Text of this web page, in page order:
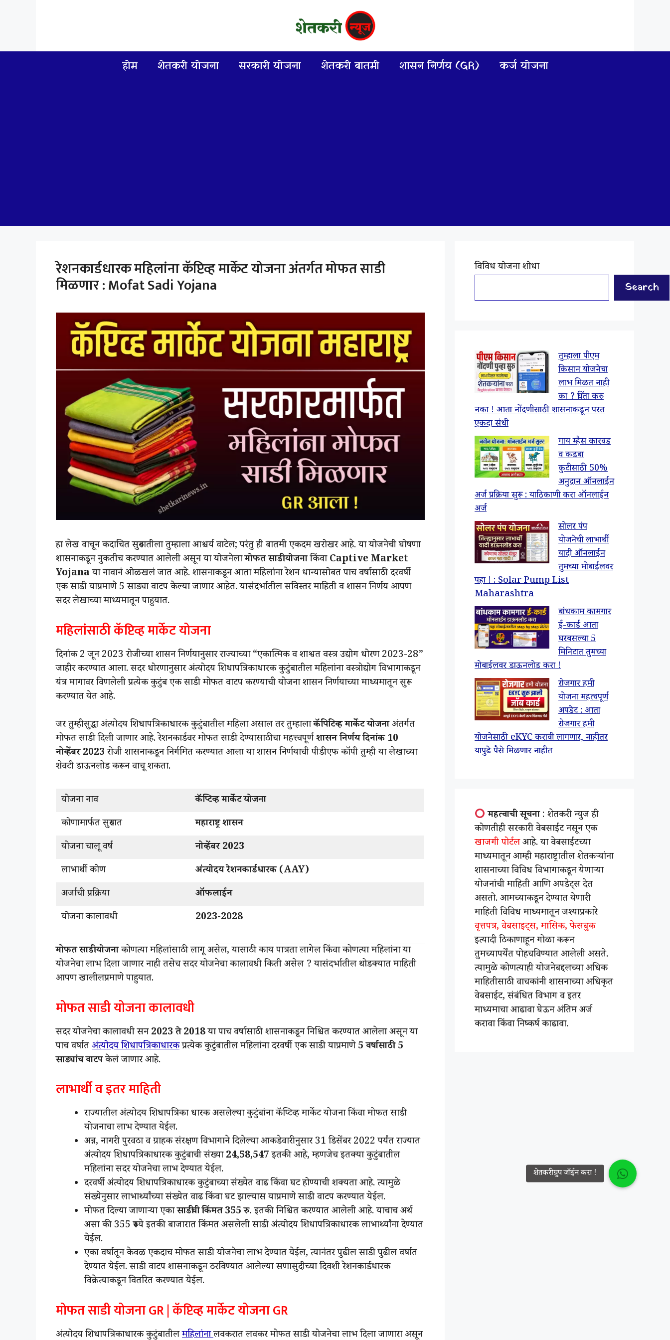
होम शेतकरी योजना सरकारी योजना शेतकरी बातमी शासन निर्णय (GR) कर्ज योजना
रेशनकार्डधारक महिलांना कॅप्टिव्ह मार्केट योजना अंतर्गत मोफत साडी
मिळणार : Mofat Sadi Yojana
हा लेख वाचून कदाचित सुरुवातीला तुम्हाला आश्चर्य वाटेल; परंतु ही बातमी एकदम खरोखर आहे. या योजनेची घोषणा
शासनाकडून नुकतीच करण्यात आलेली असून या योजनेलामोफत साडी योजनाकिंवाCaptive Market
Yojanaया नावानं ओळखलं जात आहे. शासनाकडून आता महिलांना रेशन धान्यासोबत पाच वर्षासाठी दरवर्षी
एक साडी याप्रमाणे 5 साड्या वाटप केल्या जाणार आहेत. यासंदर्भातील सविस्तर माहिती व शासन निर्णय आपण
सदर लेखाच्या माध्यमातून पाहुयात.
महिलांसाठी कॅप्टिव्ह मार्केट योजना
दिनांक 2 जून 2023 रोजीच्या शासन निर्णयानुसार राज्याच्या “एकात्मिक व शाश्वत वस्त्र उद्योग धोरण 2023-28”
जाहीर करण्यात आला. सदर धोरणानुसार अंत्योदय शिधापत्रिकाधारक कुटुंबातील महिलांना वस्त्रोद्योग विभागाकडून
यंत्र मागावर विणलेली प्रत्येक कुटुंब एक साडी मोफत वाटप करण्याची योजना शासन निर्णयाच्या माध्यमातून सुरू
करण्यात येत आहे.
जर तुम्हीसुद्धा अंत्योदय शिधापत्रिकाधारक कुटुंबातील महिला असाल तर तुम्हालाकॅपिटिव्ह मार्केट योजनाअंतर्गत
मोफत साडी दिली जाणार आहे. रेशनकार्डवर मोफत साडी देण्यासाठीचा महत्त्वपूर्णशासन निर्णय दिनांक 10
नोव्हेंबर 2023रोजी शासनाकडून निर्गमित करण्यात आला या शासन निर्णयाची पीडीएफ कॉपी तुम्ही या लेखाच्या
शेवटी डाऊनलोड करून वाचू शकता.
योजना नाव
कॅप्टिव्ह मार्केट योजना
कोणामार्फत सुरुवात
महाराष्ट्र शासन
योजना चालू वर्ष
नोव्हेंबर 2023
लाभार्थी कोण
अंत्योदय रेशनकार्डधारक (AAY)
अर्जाची प्रक्रिया
ऑफलाईन
योजना कालावधी
2023-2028
मोफत साडी योजनाकोणत्या महिलांसाठी लागू असेल, यासाठी काय पात्रता लागेल किंवा कोणत्या महिलांना या
योजनेचा लाभ दिला जाणार नाही तसेच सदर योजनेचा कालावधी किती असेल ? यासंदर्भातील थोडक्यात माहिती
आपण खालीलप्रमाणे पाहुयात.
मोफत साडी योजना कालावधी
सदर योजनेचा कालावधी सन2023 ते 2018या पाच वर्षासाठी शासनाकडून निश्चित करण्यात आलेला असून या
पाच वर्षातअंत्योदय शिधापत्रिकाधारकप्रत्येक कुटुंबातील महिलांना दरवर्षी एक साडी याप्रमाणे5 वर्षासाठी 5
साड्यांच वाटपकेलं जाणार आहे.
लाभार्थी व इतर माहिती
राज्यातील अंत्योदय शिधापत्रिका धारक असलेल्या कुटुंबांना कॅप्टिव्ह मार्केट योजना किंवा मोफत साडी
योजनाचा लाभ देण्यात येईल.
अन्न, नागरी पुरवठा व ग्राहक संरक्षण विभागाने दिलेल्या आकडेवारीनुसार 31 डिसेंबर 2022 पर्यंत राज्यात
अंत्योदय शिधापत्रिकाधारक कुटुंबाची संख्या24,58,547इतकी आहे, म्हणजेच इतक्या कुटुंबातील
महिलांना सदर योजनेचा लाभ देण्यात येईल.
दरवर्षी अंत्योदय शिधापत्रिकाधारक कुटुंबाच्या संख्येत वाढ किंवा घट होण्याची शक्यता आहे. त्यामुळे
संख्येनुसार लाभार्थ्यांच्या संख्येत वाढ किंवा घट झाल्यास याप्रमाणे साडी वाटप करण्यात येईल.
मोफत दिल्या जाणाऱ्या एकासाडीची किंमत 355 रु.इतकी निश्चित करण्यात आलेली आहे. याचाच अर्थ
असा की 355 रुपये इतकी बाजारात किंमत असलेली साडी अंत्योदय शिधापत्रिकाधारक लाभार्थ्यांना देण्यात
येईल.
एका वर्षातून केवळ एकदाच मोफत साडी योजनेचा लाभ देण्यात येईल, त्यानंतर पुढील साडी पुढील वर्षात
देण्यात येईल. साडी वाटप शासनाकडून ठरविण्यात आलेल्या सणासुदीच्या दिवशी रेशनकार्डधारक
विक्रेत्याकडून वितरित करण्यात येईल.
मोफत साडी योजना GR | कॅप्टिव्ह मार्केट योजना GR
अंत्योदय शिधापत्रिकाधारक कुटुंबातीलमहिलांनालवकरात लवकर मोफत साडी योजनेचा लाभ दिला जाणारा असून
विविध योजना शोधा
Search
तुम्हाला पीएम
किसान योजनेचा
लाभ मिळत नाही
का ? चिंता करु
नका ! आता नोंदणीसाठी शासनाकडून परत
एकदा संधी
गाय म्हैस कारवड
व कडबा
कुटीसाठी 50%
अनुदान ऑनलाईन
अर्ज प्रक्रिया सुरू : याठिकाणी करा ऑनलाईन
अर्ज
सोलर पंप
योजनेची लाभार्थी
यादी ऑनलाईन
तुमच्या मोबाईलवर
पहा ! : Solar Pump List
Maharashtra
बांधकाम कामगार
ई-कार्ड आता
घरबसल्या 5
मिनिटात तुमच्या
मोबाईलवर डाऊनलोड करा !
रोजगार हमी
योजना महत्वपूर्ण
अपडेट : आता
रोजगार हमी
योजनेसाठी eKYC करावी लागणार, नाहीतर
यापुढे पैसे मिळणार नाहीत
महत्वाची सूचना: शेतकरी न्युज ही
कोणतीही सरकारी वेबसाईट नसून एक
खाजगी पोर्टलआहे. या वेबसाईटच्या
माध्यमातून आम्ही महाराष्ट्रातील शेतकऱ्यांना
शासनाच्या विविध विभागाकडून येणाऱ्या
योजनांची माहिती आणि अपडेट्स देत
असतो. आमच्याकडून देण्यात येणारी
माहिती विविध माध्यमातून जश्याप्रकारे
वृत्तपत्र, वेबसाइट्स, मासिक, फेसबुक
इत्यादी ठिकाणाहून गोळा करून
तुमच्यापर्येंत पोहचविण्यात आलेली असते.
त्यामुळे कोणत्याही योजनेबद्दलच्या अधिक
माहितीसाठी वाचकांनी शासनाच्या अधिकृत
वेबसाईट, संबंधित विभाग व इतर
माध्यमाचा आढावा घेऊन अंतिम अर्ज
करावा किंवा निष्कर्ष काढावा.